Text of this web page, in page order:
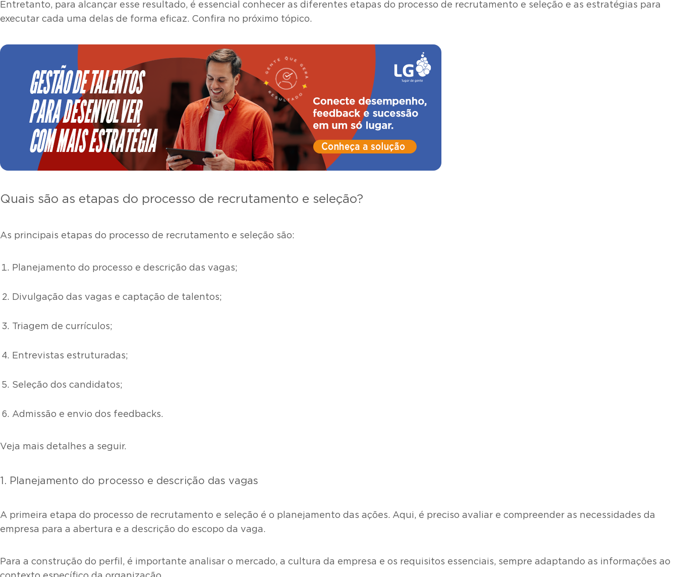
Entretanto, para alcançar esse resultado, é essencial conhecer as diferentes etapas do processo de recrutamento e seleção e as estratégias para
executar cada uma delas de forma eficaz. Confira no próximo tópico.
Quais são as etapas do processo de recrutamento e seleção?
As principais etapas do processo de recrutamento e seleção são:
Planejamento do processo e descrição das vagas;
Divulgação das vagas e captação de talentos;
Triagem de currículos;
Entrevistas estruturadas;
Seleção dos candidatos;
Admissão e envio dos feedbacks.
Veja mais detalhes a seguir.
1. Planejamento do processo e descrição das vagas
A primeira etapa do processo de recrutamento e seleção é o planejamento das ações. Aqui, é preciso avaliar e compreender as necessidades da
empresa para a abertura e a descrição do escopo da vaga.
Para a construção do perfil, é importante analisar o mercado, a cultura da empresa e os requisitos essenciais, sempre adaptando as informações ao